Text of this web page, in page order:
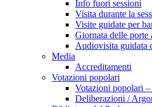
Info fuori sessioni
Visita durante la
Visite guidate per
Giornata delle porte
Audiovisita guidata
Media
Accreditamenti
Votazioni popolari
Votazioni popolari
Deliberazioni /